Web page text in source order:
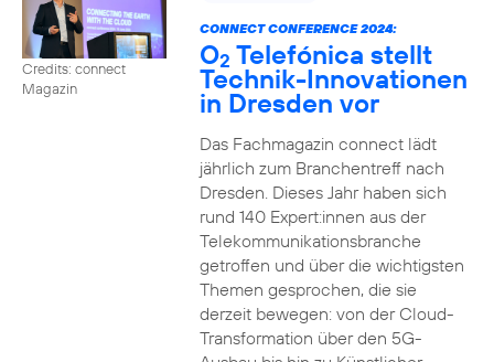
Credits: connect
Magazin
CONNECT CONFERENCE 2024:
O2 Telefónica stellt
Technik-Innovationen
in Dresden vor
Das Fachmagazin connect lädt
jährlich zum Branchentreff nach
Dresden. Dieses Jahr haben sich
rund 140 Expert:innen aus der
Telekommunikationsbranche
getroffen und über die wichtigsten
Themen gesprochen, die sie
derzeit bewegen: von der Cloud-
Transformation über den 5G-